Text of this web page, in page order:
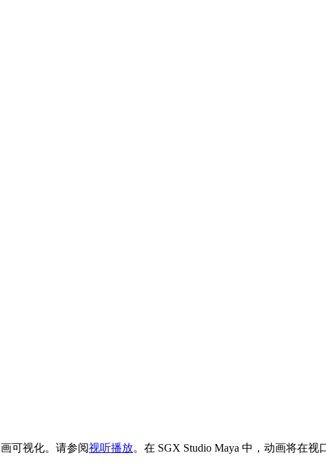
可视化。请参阅视听播放。在 SGX Studio Maya 中，动画将在视